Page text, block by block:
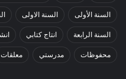
السنة الأولى السنة الاولى
السنة الرابعة انتاج كتابي
محفوظات مدرستي معلقات